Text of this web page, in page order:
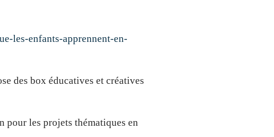
les-enfants-apprennent-en-
des box éducatives et créatives
pour les projets thématiques en